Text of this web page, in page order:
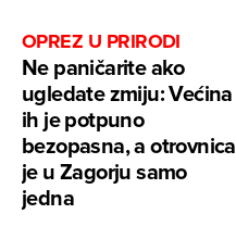
OPREZ U PRIRODI
Ne paničarite ako
ugledate zmiju: Većina
ih je potpuno
bezopasna, a otrovnica
je u Zagorju samo
jedna